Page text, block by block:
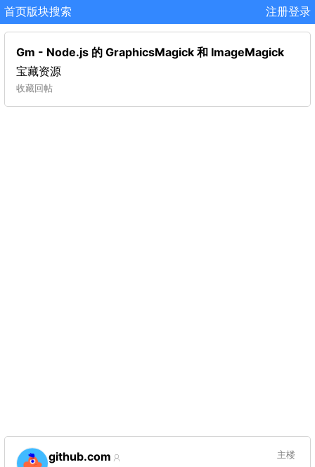
首页版块搜索 注册登录
Gm - Node.js 的 GraphicsMagick 和 ImageMagick
宝藏资源
收藏回帖
github.com 主楼